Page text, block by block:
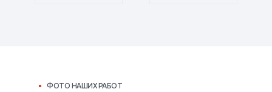
ФОТО НАШИХ РАБОТ